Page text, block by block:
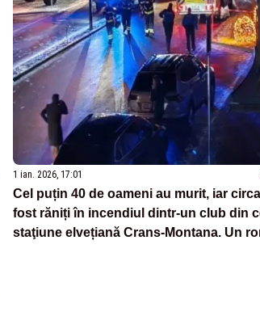
1 ian. 2026, 17:01
Cel puțin 40 de oameni au murit, iar
fost răniți în incendiul dintr-un club din
staţiune elvețiană Crans-Montana. Un